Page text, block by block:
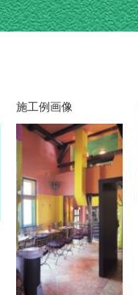
施工例画像